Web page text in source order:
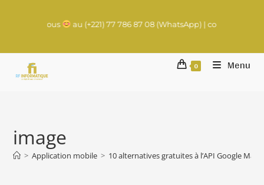
au (+221) 77 786 87 08 (WhatsApp) | contact@rachadifils.com
0 Menu
image
> Application mobile > 10 alternatives gratuites à l’API Google Maps